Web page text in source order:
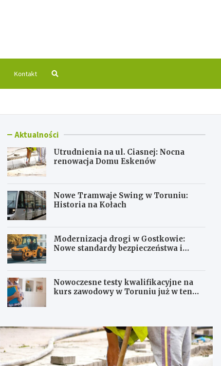
Kontakt
Aktualności
Utrudnienia na ul. Ciasnej: Nocna
renowacja Domu Eskenów
Nowe Tramwaje Swing w Toruniu:
Historia na Kołach
Modernizacja drogi w Gostkowie:
Nowe standardy bezpieczeństwa i
Nowoczesne testy kwalifikacyjne na
kurs zawodowy w Toruniu już w ten